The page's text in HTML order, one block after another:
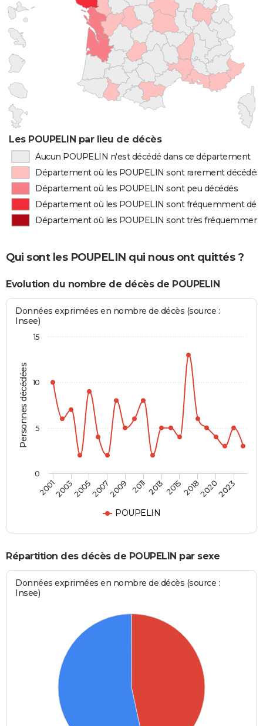
Les POUPELIN par lieu de décès
Aucun POUPELIN n'est décédé dans ce département
Département où les POUPELIN sont rarement décédés
Département où les POUPELIN sont peu décédés
Département où les POUPELIN sont fréquemment
Département où les POUPELIN sont très
Qui sont les POUPELIN qui nous ont quittés ?
Evolution du nombre de décès de POUPELIN
Personnes décédées
Données exprimées en nombre de décès (source :
Insee)
POUPELIN
20012003200520072009 201120132015201820202023
0
5
10
15
Répartition des décès de POUPELIN par sexe
Données exprimées en nombre de décès (source :
Insee)